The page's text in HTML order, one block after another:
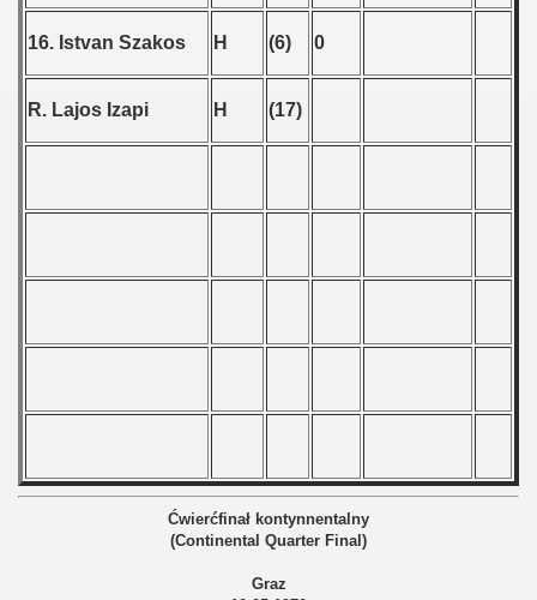
16. Istvan Szakos H (6) 0
R. Lajos Izapi H (17)
Ćwierćfinał kontynnentalny
(Continental Quarter Final)
Graz